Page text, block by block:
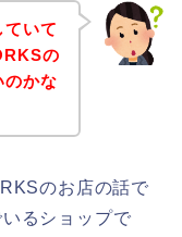
いて
の
のかな
のお店の話で
るショップで